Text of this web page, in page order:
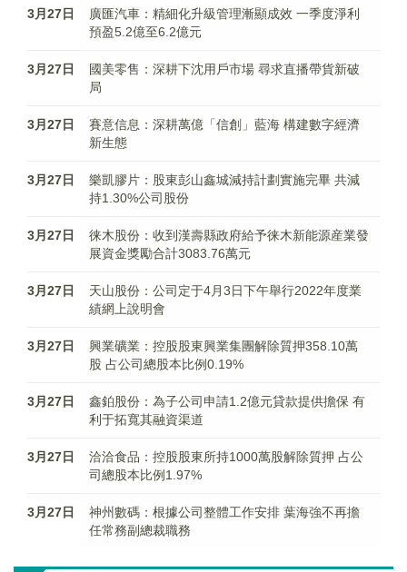
3月27日
廣匯汽車：精細化升級管理漸顯成效 一季度淨利
預盈5.2億至6.2億元
3月27日
國美零售：深耕下沈用戶市場 尋求直播帶貨新破
局
3月27日
賽意信息：深耕萬億「信創」藍海 構建數字經濟
新生態
3月27日
樂凱膠片：股東彭山鑫城減持計劃實施完畢 共減
持1.30%公司股份
3月27日
徕木股份：收到漢壽縣政府給予徕木新能源産業發
展資金獎勵合計3083.76萬元
3月27日
天山股份：公司定于4月3日下午舉行2022年度業
績網上說明會
3月27日
興業礦業：控股股東興業集團解除質押358.10萬
股 占公司總股本比例0.19%
3月27日
鑫鉑股份：為子公司申請1.2億元貸款提供擔保 有
利于拓寬其融資渠道
3月27日
洽洽食品：控股股東所持1000萬股解除質押 占公
司總股本比例1.97%
3月27日
神州數碼：根據公司整體工作安排 葉海強不再擔
任常務副總裁職務